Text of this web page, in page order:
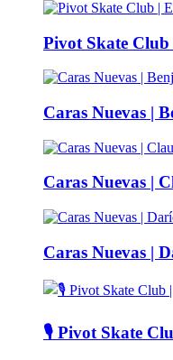
Pivot Skate
Caras Nuevas |
Caras Nuevas |
Caras Nuevas |
🎙️ Pivot Skate